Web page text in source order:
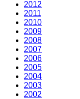
2012
2011
2010
2009
2008
2007
2006
2005
2004
2003
2002